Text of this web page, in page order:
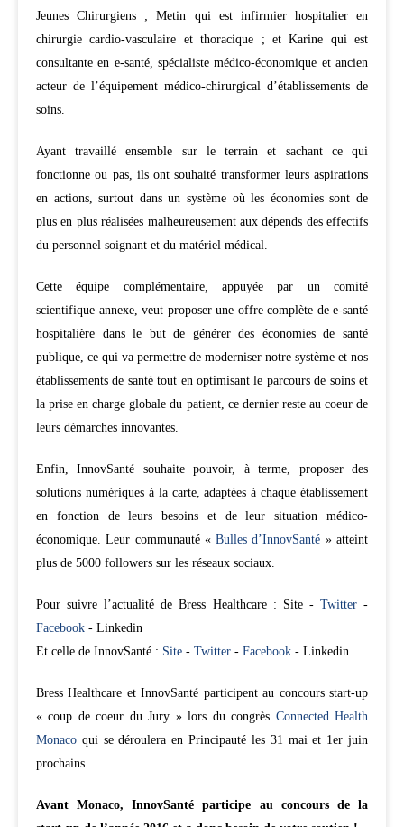
Jeunes Chirurgiens ; Metin qui est infirmier hospitalier en
chirurgie cardio-vasculaire et thoracique ; et Karine qui est
consultante en e-santé, spécialiste médico-économique et ancien
acteur de l’équipement médico-chirurgical d’établissements de
soins.
Ayant travaillé ensemble sur le terrain et sachant ce qui
fonctionne ou pas, ils ont souhaité transformer leurs aspirations
en actions, surtout dans un système où les économies sont de
plus en plus réalisées malheureusement aux dépends des effectifs
du personnel soignant et du matériel médical.
Cette équipe complémentaire, appuyée par un comité
scientifique annexe, veut proposer une offre complète de e-santé
hospitalière dans le but de générer des économies de santé
publique, ce qui va permettre de moderniser notre système et nos
établissements de santé tout en optimisant le parcours de soins et
la prise en charge globale du patient, ce dernier reste au coeur de
leurs démarches innovantes.
Enfin, InnovSanté souhaite pouvoir, à terme, proposer des
solutions numériques à la carte, adaptées à chaque établissement
en fonction de leurs besoins et de leur situation médico-
économique. Leur communauté «Bulles d’InnovSanté » atteint
plus de 5000 followers sur les réseaux sociaux.
Pour suivre l’actualité de Bress Healthcare : Site - Twitter-
Facebook - Linkedin
Et celle de InnovSanté : Site - Twitter - Facebook - Linkedin
Bress Healthcare et InnovSanté participent au concours start-up
« coup de coeur du Jury » lors du congrès Connected Health
Monaco qui se déroulera en Principauté les 31 mai et 1er juin
prochains.
Avant Monaco, InnovSanté participe au concours de la